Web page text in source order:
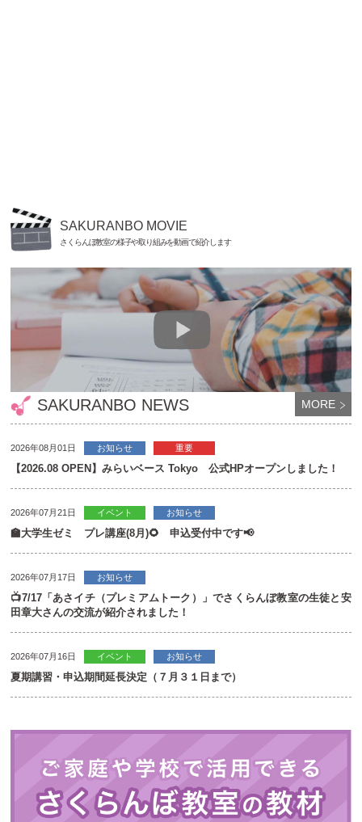
SAKURANBO NEWS MORE
2026年08月01日 お知らせ 重要
【2026.08 OPEN】みらいベース Tokyo 公式HPオープンしました！
2026年07月21日 イベント お知らせ
🏫大学生ゼミ プレ講座(8月)🌻 申込受付中です📢
2026年07月17日 お知らせ
📺7/17「あさイチ（プレミアムトーク）」でさくらんぼ教室の生徒と安
田章大さんの交流が紹介されました！
2026年07月16日 イベント お知らせ
夏期講習・申込期間延長決定（７月３１日まで）
SAKURANBO MOVIE
さくらんぼ教室の様子や取り組みを動画で紹介します